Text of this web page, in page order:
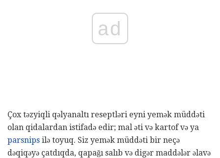
ad
Çox təzyiqli qəlyanaltı reseptləri eyni yemək müddəti
olan qidalardan istifadə edir; mal əti və kartof və ya
parsnips ilə toyuq. Siz yemək müddəti bir neçə
dəqiqəyə çatdıqda, qapağı salıb və digər maddələr əlavə